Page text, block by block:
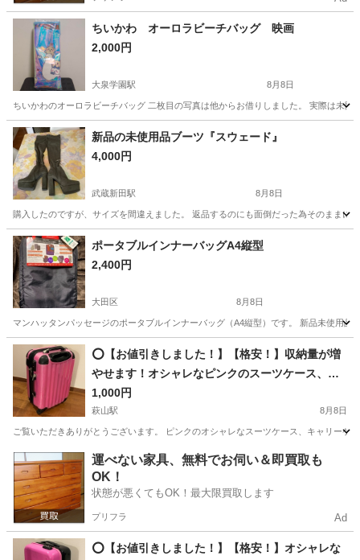
ちいかわ オーロラビーチバッグ 映画
2,000円
大泉学園駅 8月8日
ちいかわのオーロラビーチバッグ 二枚目の写真は他からお借りしました。 実際は未
東京 練馬区 大泉学園駅 バッグ
新品の未使用品ブーツ『スウェード』
4,000円
武蔵新田駅 8月8日
購入したのですが、サイズを間違えました。 返品するのにも面倒だった為そのままに
東京 大田区 武蔵新田駅
ポータブルインナーバッグA4縦型
2,400円
大田区 8月8日
マンハッタンパッセージのポータブルインナーバッグ（A4縦型）です。 新品未使用
東京 大田区 バッグ マンハッタンパッセージ
⭕️【お値引きしました！】【格安！】収納量が増
やせます！オシャレなピンクのスーツケース、キ
ャリーケース！②⭕️
1,000円
萩山駅 8月8日
ご覧いただきありがとうございます。 ピンクのオシャレなスーツケース、キャリー
東京 東村山市 萩山駅 バッグ スーツケース
運べない家具、無料でお伺い＆即買取も
OK！
状態が悪くてもOK！最大限買取します
プリフラ Ad
⭕️【お値引きしました！】【格安！】オシャレな